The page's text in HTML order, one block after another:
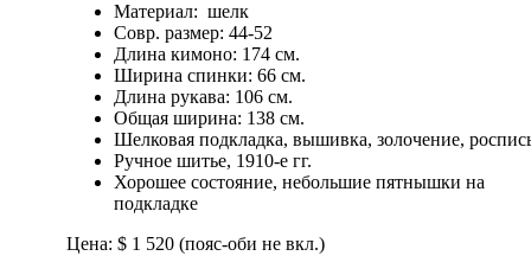
Материал: шелк
Совр. размер: 44-52
Длина кимоно: 174 см.
Ширина спинки: 66 см.
Длина рукава: 106 см.
Общая ширина: 138 см.
Шелковая подкладка, вышивка, золочение,
Ручное шитье, 1910-е гг.
Хорошее состояние, небольшие пятнышки на
подкладке
Цена: $ 1 520 (пояс-оби не вкл.)